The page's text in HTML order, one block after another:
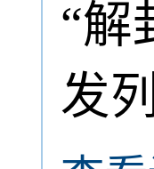
“解
发